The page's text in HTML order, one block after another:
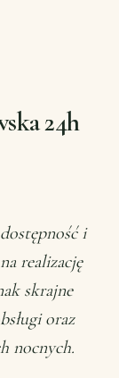
24h
i
realizację
skrajne
oraz
nocnych.